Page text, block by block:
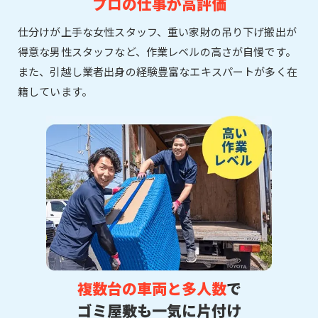
仕分けが上手な女性スタッフ、重い家財の吊り下げ搬出が
得意な男性スタッフなど、作業レベルの高さが自慢です。
また、引越し業者出身の経験豊富なエキスパートが多く在
籍しています。
複数台の車両と多人数で
ゴミ屋敷も一気に片付け